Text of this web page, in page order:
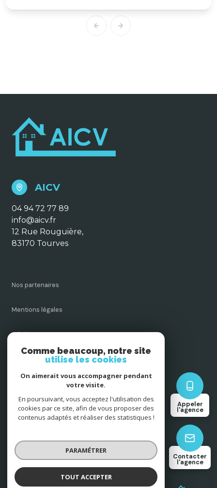
AICV
Appeler
l'agence
Contacter
l'agence
AICV
04 94 72 77 89
info@aicv.fr
12 Rue Rouguière,
83170 Tourves
Nos partenaires
Mentions légales
Admin
Nos honoraires
Cookies
© 2026 | Tous droits réservés
Réalisé par
Comme beaucoup, notre site
utilise les cookies
On aimerait vous accompagner pendant
votre visite.
En poursuivant, vous acceptez l'utilisation des
cookies par ce site, afin de vous proposer des
contenus adaptés et réaliser des statistiques !
PARAMÉTRER
TOUT ACCEPTER